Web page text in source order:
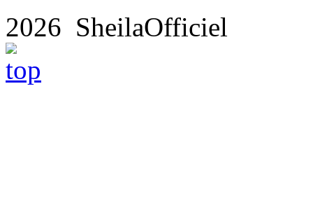
2026 SheilaOfficiel